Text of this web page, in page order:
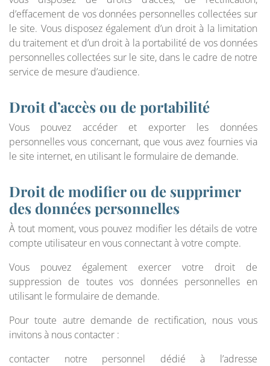
d’effacement de vos données personnelles collectées sur
le site. Vous disposez également d’un droit à la limitation
du traitement et d’un droit à la portabilité de vos données
personnelles collectées sur le site, dans le cadre de notre
service de mesure d’audience.
Droit d’accès ou de portabilité
Vous pouvez accéder et exporter les données
personnelles vous concernant, que vous avez fournies via
le site internet, en utilisant le formulaire de demande.
Droit de modifier ou de supprimer
des données personnelles
À tout moment, vous pouvez modifier les détails de votre
compte utilisateur en vous connectant à votre compte.
Vous pouvez également exercer votre droit de
suppression de toutes vos données personnelles en
utilisant le formulaire de demande.
Pour toute autre demande de rectification, nous vous
invitons à nous contacter :
contacter notre personnel dédié à l’adresse